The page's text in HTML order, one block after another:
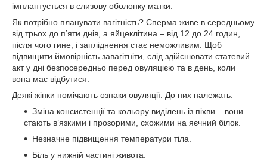
імплантується в слизову оболонку матки.
Як потрібно планувати вагітність? Сперма живе в середньому
від трьох до п’яти днів, а яйцеклітина – від 12 до 24 годин,
після чого гине, і запліднення стає неможливим. Щоб
підвищити ймовірність завагітніти, слід здійснювати статевий
акт у дні безпосередньо перед овуляцією та в день, коли
вона має відбутися.
Деякі жінки помічають ознаки овуляції. До них належать:
Зміна консистенції та кольору виділень із піхви – вони
стають в’язкими і прозорими, схожими на яєчний білок.
Незначне підвищення температури тіла.
Біль у нижній частині живота.